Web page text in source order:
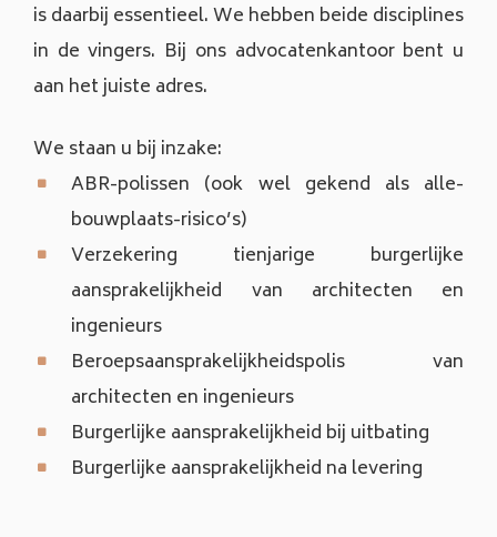
is daarbij essentieel. We hebben beide disciplines
in de vingers. Bij ons advocatenkantoor bent u
aan het juiste adres.
We staan u bij inzake:
ABR-polissen (ook wel gekend als alle-
bouwplaats-risico’s)
Verzekering tienjarige burgerlijke
aansprakelijkheid van architecten en
ingenieurs
Beroepsaansprakelijkheidspolis van
architecten en ingenieurs
Burgerlijke aansprakelijkheid bij uitbating
Burgerlijke aansprakelijkheid na levering